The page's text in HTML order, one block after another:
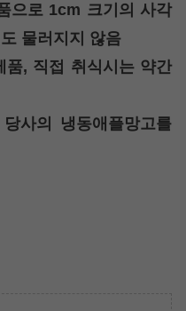
으로 1cm 크기의 사각
물러지지 않음
, 직접 취식시는 약간
사의 냉동애플망고를